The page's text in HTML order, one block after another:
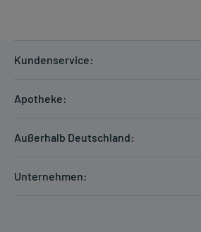
Kundenservice:
Zahlungsarten
Hilfe
Apotheke:
Außerhalb Deutschland:
Unternehmen: